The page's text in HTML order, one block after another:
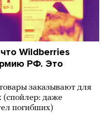
Wildberries
РФ. Это
заказывают для
(спойлер: даже
погибших)